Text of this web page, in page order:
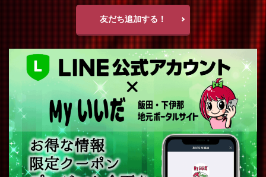
友だち追加する！